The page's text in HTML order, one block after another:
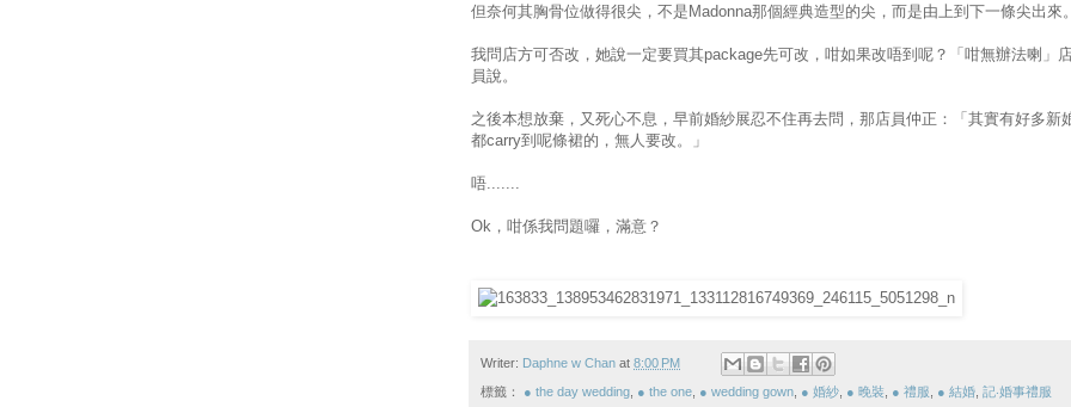
但奈何其胸骨位做得很尖，不是Madonna那個經典造型的尖，而是由上到下一條尖出來。
我問店方可否改，她說一定要買其package先可改，咁如果改唔到呢？「咁無辦法喇」
員說。
之後本想放棄，又死心不息，早前婚紗展忍不住再去問，那店員仲正：「其實有好多新
都carry到呢條裙的，無人要改。」
唔.......
Ok，咁係我問題囉，滿意？
Writer: Daphne w Chan at 8:00 PM
標籤： ● the day wedding ● the one ● wedding gown ● 婚紗 ● 晚裝 ● 禮服 ● 結婚 記‧婚事禮服